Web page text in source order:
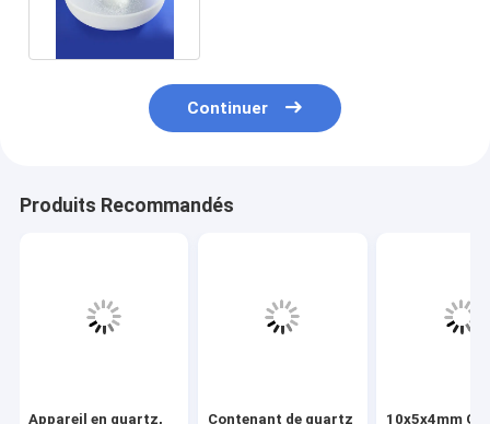
Continuer
Produits Recommandés
Appareil en quartz, Contenant de quartz 10x5x4mm